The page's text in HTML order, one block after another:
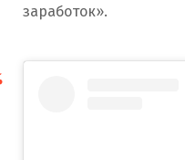
заработок».